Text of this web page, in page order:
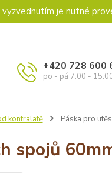
je nutné
+420 728 600
po - pá 7:00 -
kontralatě Páska pro
spojů